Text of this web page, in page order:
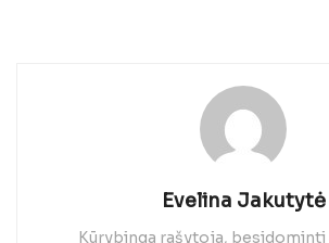
Evelina Jakutytė
Kūrybinga rašytoja, besidominti